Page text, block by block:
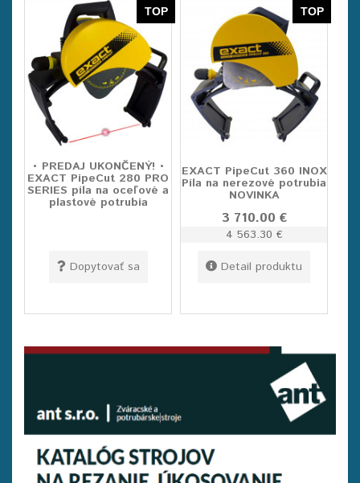
TOP
• PREDAJ UKONČENÝ! •
EXACT PipeCut 280 PRO
SERIES píla na oceľové a
plastové potrubia
Dopytovať sa
TOP
EXACT PipeCut 360 INOX
Píla na nerezové potrubia
NOVINKA
3 710.00 €
4 563.30 €
Detail produktu